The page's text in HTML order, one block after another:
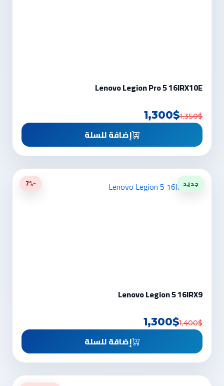
Lenovo Legion Pro 5 16IRX10E
1,350$
1,300$
إضافة للسلة
جديد -7%
Lenovo Legion 5 16IRX9
1,400$
1,300$
إضافة للسلة